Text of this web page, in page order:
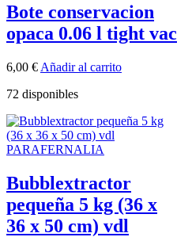
Bote conservacion
opaca 0.06 l tight vac
6,00 € Añadir al carrito
72 disponibles
PARAFERNALIA
Bubblextractor
pequeña 5 kg (36 x
36 x 50 cm) vdl